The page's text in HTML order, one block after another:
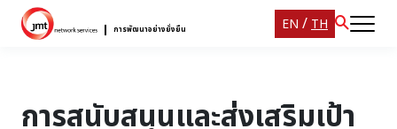
การพัฒนาอย่างยั่งยืน EN / TH
การสนับสนุนและส่งเสริมเป้า